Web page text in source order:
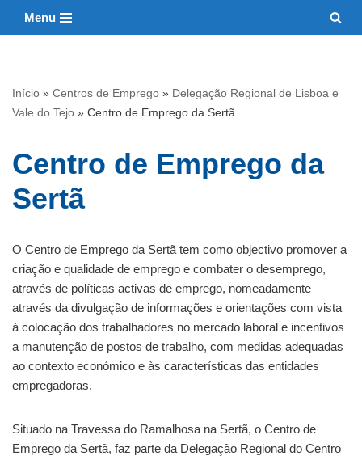
conteúdo
Menu
Início » Centros de Emprego » Delegação Regional de Lisboa e
Vale do Tejo » Centro de Emprego da Sertã
Centro de Emprego da
Sertã
O Centro de Emprego da Sertã tem como objectivo promover a
criação e qualidade de emprego e combater o desemprego,
através de políticas activas de emprego, nomeadamente
através da divulgação de informações e orientações com vista
à colocação dos trabalhadores no mercado laboral e incentivos
a manutenção de postos de trabalho, com medidas adequadas
ao contexto económico e às características das entidades
empregadoras.
Situado na Travessa do Ramalhosa na Sertã, o Centro de
Emprego da Sertã, faz parte da Delegação Regional do Centro